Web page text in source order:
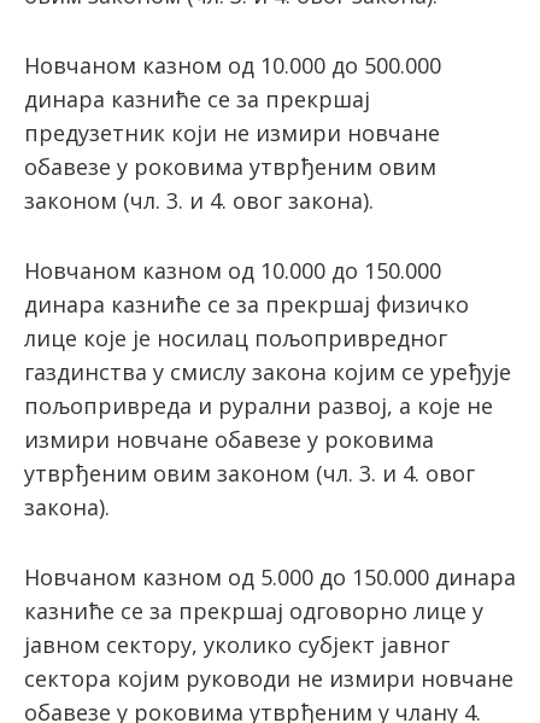
Новчаном казном од 10.000 до 500.000
динара казниће се за прекршај
предузетник који не измири новчане
обавезе у роковима утврђеним овим
законом (чл. 3. и 4. овог закона).
Новчаном казном од 10.000 до 150.000
динара казниће се за прекршај физичко
лице које је носилац пољопривредног
газдинства у смислу закона којим се уређује
пољопривреда и рурални развој, а које не
измири новчане обавезе у роковима
утврђеним овим законом (чл. 3. и 4. овог
закона).
Новчаном казном од 5.000 до 150.000 динара
казниће се за прекршај одговорно лице у
јавном сектору, уколико субјект јавног
сектора којим руководи не измири новчане
обавезе у роковима утврђеним у члану 4.